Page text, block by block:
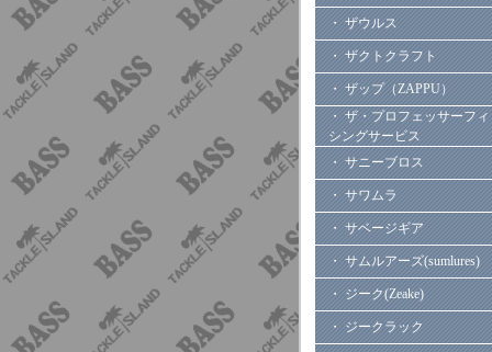
・ ザウルス
・ ザクトクラフト
・ ザップ（ZAPPU）
・ ザ・プロフェッサーフ
シングサービス
・ サニーブロス
・ サワムラ
・ サベージギア
・ サムルアーズ(sumlures)
・ ジーク(Zeake)
・ ジークラック